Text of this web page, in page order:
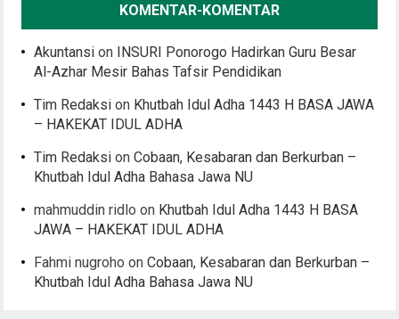
KOMENTAR-KOMENTAR
Akuntansi on INSURI Ponorogo Hadirkan Guru Besar
Al-Azhar Mesir Bahas Tafsir Pendidikan
Tim Redaksi on Khutbah Idul Adha 1443 H BASA JAWA
– HAKEKAT IDUL ADHA
Tim Redaksi onCobaan, Kesabaran dan Berkurban –
Khutbah Idul Adha Bahasa Jawa NU
mahmuddin ridlo on Khutbah Idul Adha 1443 H BASA
JAWA – HAKEKAT IDUL ADHA
Fahmi nugroho onCobaan, Kesabaran dan Berkurban –
Khutbah Idul Adha Bahasa Jawa NU